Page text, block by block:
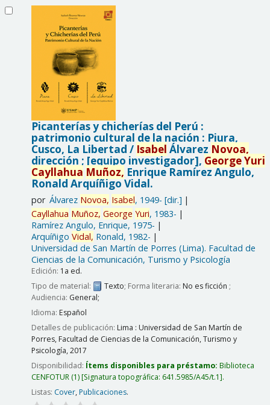
Picanterías y chicherías del Perú :
patrimonio cultural de la nación : Piura,
Cusco, La Libertad / Isabel Álvarez Novoa,
dirección ; [equipo investigador], GeorgeYuri
Cayllahua Muñoz, Enrique Ramírez Angulo,
Ronald Arquíñigo Vidal.
por Álvarez Novoa, Isabel, 1949- [dir.]
Cayllahua Muñoz, George Yuri, 1983-
Ramírez Angulo, Enrique, 1975-
Arquíñigo Vidal, Ronald, 1982-
Universidad de San Martín de Porres (Lima). Facultad de
Ciencias de la Comunicación, Turismo y Psicología
Edición: 1a ed.
Tipo de material:
Texto; Forma literaria: No es ficción ;
Audiencia: General;
Idioma: Español
Detalles de publicación: Lima : Universidad de San Martín de
Porres, Facultad de Ciencias de la Comunicación, Turismo y
Psicología,2017
Disponibilidad: Ítems disponibles para préstamo: Biblioteca
CENFOTUR(1) Signatura topográfica: 641.5985/A45/t.1 .
Listas: Cover,Publicaciones.